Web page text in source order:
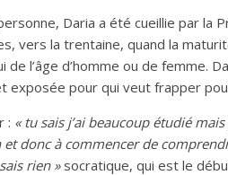
Daria a été cueillie par la
vers la trentaine, quand la
l’âge d’homme ou de femme.
exposée pour qui veut frapper
: « tu sais j’ai beaucoup étudié
donc à commencer de
rien »socratique, qui est le